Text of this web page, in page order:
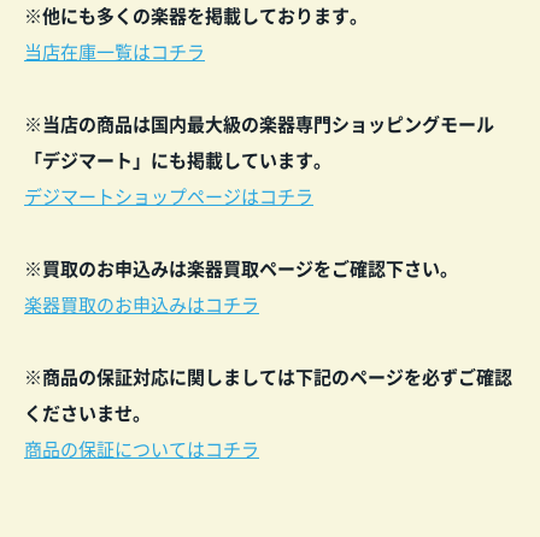
※他にも多くの楽器を掲載しております。
当店在庫一覧はコチラ
※当店の商品は国内最大級の楽器専門ショッピングモール
「デジマート」にも掲載しています。
デジマートショップページはコチラ
※買取のお申込みは楽器買取ページをご確認下さい。
楽器買取のお申込みはコチラ
※商品の保証対応に関しましては下記のページを必ずご確認
くださいませ。
商品の保証についてはコチラ